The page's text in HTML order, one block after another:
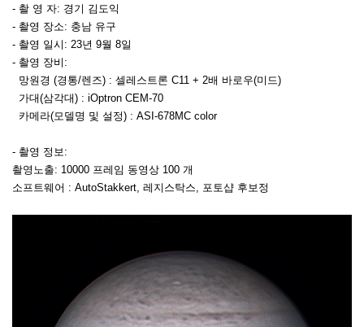
​- 촬 영 자: 경기 김도익
- 촬영 장소: 충남 유구
- 촬영 일시: 23년 9월 8일
- 촬영 장비:
망원경 (경통/렌즈) : 셀레스트론 C11 + 2배 바로우(미드)
가대(삼각대) : iOptron CEM-70
카메라(모델명 및 설정) : ASI-678MC color
- 촬영 정보:
촬영노출: 10000 프레임 동영상 100 개
소프트웨어 : AutoStakkert, 레지스탁스, 포토샵 후보정